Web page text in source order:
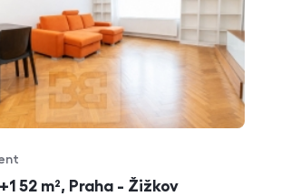
52 m², Praha - Žižkov